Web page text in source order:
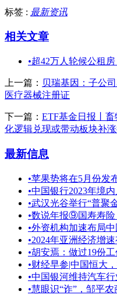
标签 : 最新资讯
相关文章
•超42万人轮候公租
上一篇： 贝瑞基因：子公
医疗器械注册证
下一篇： ETF基金日报丨
化逻辑兑现或带动板块补
最新信息
•苹果势将在5月份发
•中国银行2023年境
•武汉光谷举行“普聚
•数说年报⑨国寿寿险
•外资机构加速布局
•2024年亚洲经济增
•胡安焉：做过19份
•财经早参|中国恒大
•中国银河维持汽车
•慧眼识“诈”，邹平